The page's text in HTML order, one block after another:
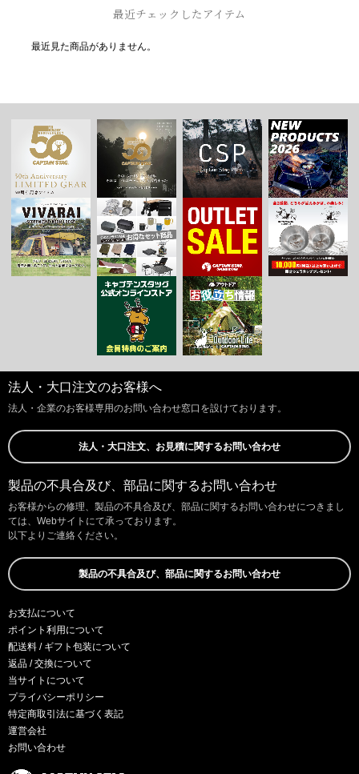
最近チェックしたアイテム
最近見た商品がありません。
法人・大口注文のお客様へ
法人・企業のお客様専用のお問い合わせ窓口を設けております。
法人・大口注文、お見積に関するお問い合わせ
製品の不具合及び、部品に関するお問い合わせ
お客様からの修理、製品の不具合及び、部品に関するお問い合わせにつきまし
ては、Webサイトにて承っております。
以下よりご連絡ください。
製品の不具合及び、部品に関するお問い合わせ
お支払について
ポイント利用について
配送料 / ギフト包装について
返品 / 交換について
当サイトについて
プライバシーポリシー
特定商取引法に基づく表記
運営会社
お問い合わせ